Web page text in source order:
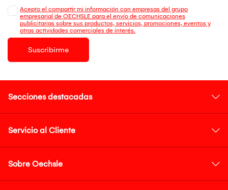
Acepto el compartir mi información con empresas del grupo
empresarial de OECHSLE para el envío de comunicaciones
publicitarias sobre sus productos, servicios, promociones, eventos y
otras actividades comerciales de interés.
Suscribirme
Secciones destacadas
Servicio al Cliente
Sobre Oechsle